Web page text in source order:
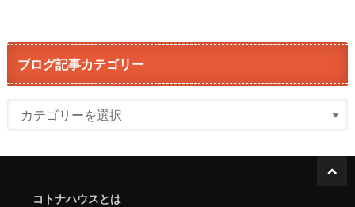
ブログ記事カテゴリー
コトナハウスとは